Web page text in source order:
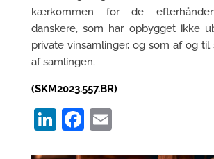
kærkommen for de
danskere, som har opbygget ikke
private vinsamlinger, og som af og
af samlingen.
(SKM2023.557.BR)
LinkedIn
Facebook
Email